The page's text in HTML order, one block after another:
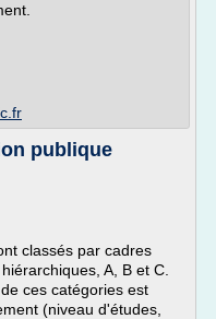
publique
classés par cadres
A, B et C.
ces catégories est
(niveau d'études,